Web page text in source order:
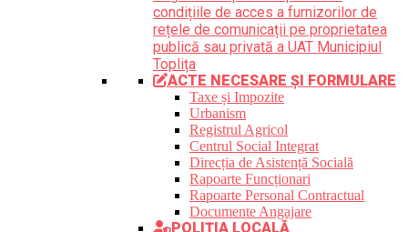
condițiile de acces a furnizorilor de
rețele de comunicații pe proprietatea
publică sau privată a UAT Municipiul
Toplița
ACTE NECESARE ȘI FORMULARE
Taxe și Impozite
Urbanism
Registrul Agricol
Centrul Social Integrat
Direcția de Asistență Socială
Rapoarte Funcționari
Rapoarte Personal Contractual
Documente Angajare
POLIȚIA LOCALĂ